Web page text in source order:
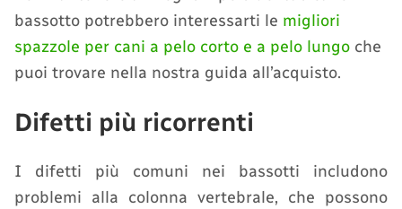
bassotto potrebbero interessarti le migliori
spazzole per cani a pelo corto e a pelo lungo che
puoi trovare nella nostra guida all’acquisto.
Difetti più ricorrenti
I difetti più comuni nei bassotti includono
problemi alla colonna vertebrale, che possono